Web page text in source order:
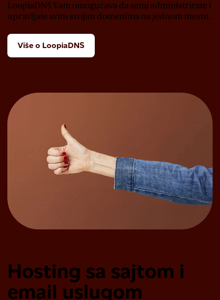
LoopiaDNS Vam omogućava da sami administrirate i
upravljate svim svojim domenima na jednom mestu.
Više o LoopiaDNS
Hosting sa sajtom i
email uslugom